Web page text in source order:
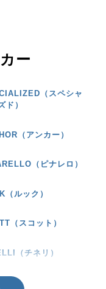
ー
（スペシャ
ド）
（アンカー）
（ピナレロ）
（ルック）
（スコット）
（チネリ）